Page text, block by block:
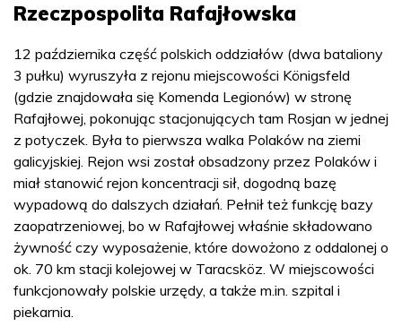
Rzeczpospolita Rafajłowska
12 października część polskich oddziałów (dwa bataliony
3 pułku) wyruszyła z rejonu miejscowości Königsfeld
(gdzie znajdowała się Komenda Legionów) w stronę
Rafajłowej, pokonując stacjonujących tam Rosjan w jednej
z potyczek. Była to pierwsza walka Polaków na ziemi
galicyjskiej. Rejon wsi został obsadzony przez Polaków i
miał stanowić rejon koncentracji sił, dogodną bazę
wypadową do dalszych działań. Pełnił też funkcję bazy
zaopatrzeniowej, bo w Rafajłowej właśnie składowano
żywność czy wyposażenie, które dowożono z oddalonej o
ok. 70 km stacji kolejowej w Taracsköz. W miejscowości
funkcjonowały polskie urzędy, a także m.in. szpital i
piekarnia.